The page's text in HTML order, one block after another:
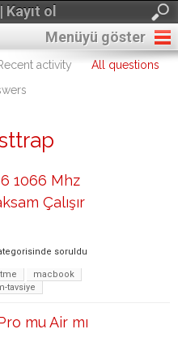
ol
Menüyü göster
activity
All questions
1066 Mhz
Çalışır
soruldu
macbook
tavsiye
mu Air mı